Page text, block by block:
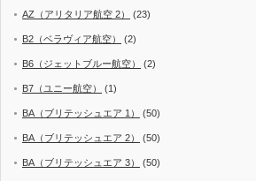
AZ（アリタリア航空 2） (23)
B2（ベラヴィア航空） (2)
B6（ジェットブルー航空） (2)
B7（ユニー航空） (1)
BA（ブリテッシュエア 1） (50)
BA（ブリテッシュエア 2） (50)
BA（ブリテッシュエア 3） (50)